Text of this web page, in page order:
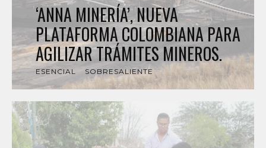
‘ANNA MINERÍA’, NUEVA
PLATAFORMA COLOMBIANA PARA
AGILIZAR TRÁMITES MINEROS.
ESENCIAL SOBRESALIENTE